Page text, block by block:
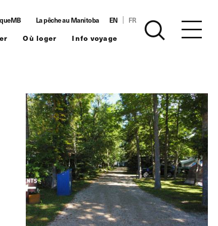
La pêche au Manitoba FR
EN
Où loger Info voyage